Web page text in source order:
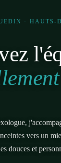
· HAUTS-
vers un
douces et